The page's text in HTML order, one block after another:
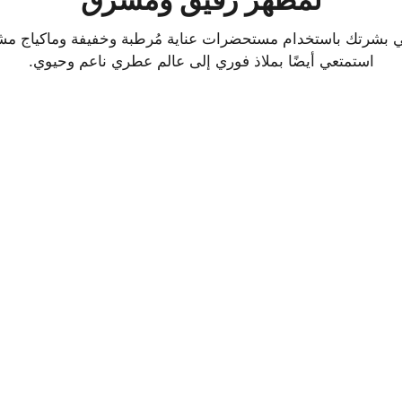
بشرتك باستخدام مستحضرات عناية مُرطبة وخفيفة وماكياج
استمتعي أيضًا بملاذ فوري إلى عالم عطري ناعم وحيوي.